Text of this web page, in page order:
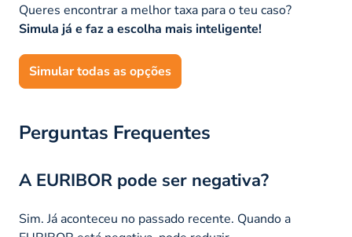
Queres encontrar a melhor taxa para o teu caso?
Simula já e faz a escolha mais inteligente!
Simular todas as opções
Perguntas Frequentes
A EURIBOR pode ser negativa?
Sim. Já aconteceu no passado recente. Quando a